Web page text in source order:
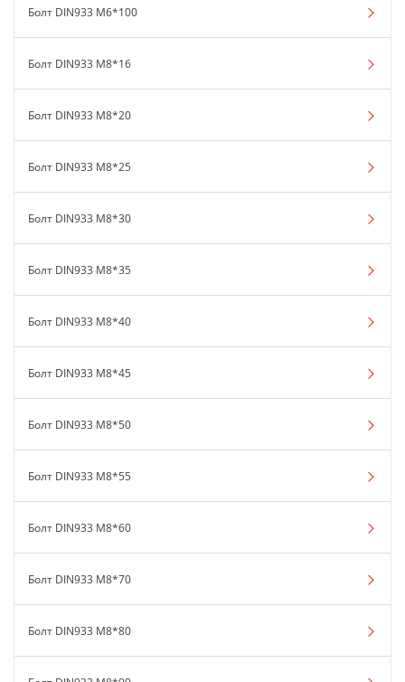
Болт DIN933 М6*100
Болт DIN933 М8*16
Болт DIN933 М8*20
Болт DIN933 М8*25
Болт DIN933 М8*30
Болт DIN933 М8*35
Болт DIN933 М8*40
Болт DIN933 М8*45
Болт DIN933 М8*50
Болт DIN933 М8*55
Болт DIN933 М8*60
Болт DIN933 М8*70
Болт DIN933 М8*80